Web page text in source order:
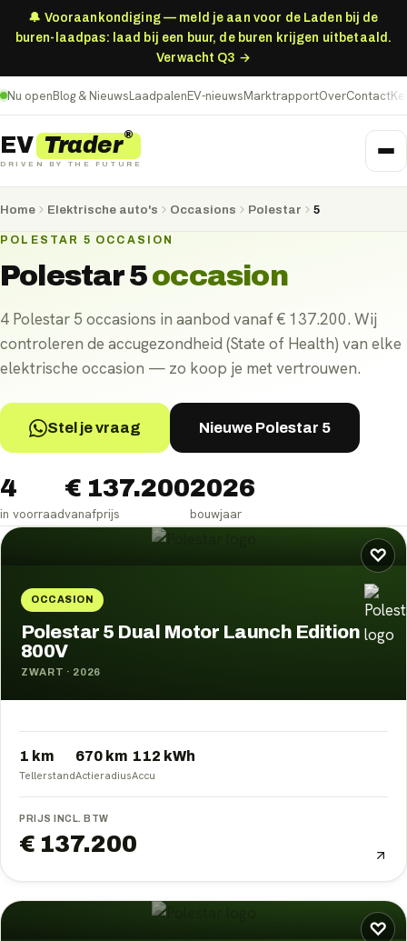
🔔 Vooraankondiging — meld je aan voor de Laden bij de
buren-laadpas: laad bij een buur, de buren krijgen uitbetaald.
Verwacht Q3 →
Nu openBlog & NieuwsLaadpalenEV-nieuwsMarktrapportOverContact
EV Trader®
DRIVEN BY THE FUTURE
Home Elektrische auto's Occasions Polestar 5
POLESTAR 5 OCCASION
Polestar 5occasion
4 Polestar 5 occasions in aanbod vanaf € 137.200. Wij
controleren de accugezondheid (State of Health) van elke
elektrische occasion — zo koop je met vertrouwen.
Stel je vraag Nieuwe Polestar 5
4
in voorraad
€ 137.200
vanafprijs
2026
bouwjaar
Polestar 5 occasions
♡
OCCASION
Polestar 5 Dual Motor Launch Edition
800V
ZWART · 2026
1 km
Tellerstand
670 km
Actieradius
112 kWh
Accu
PRIJS INCL. BTW
€ 137.200
♡